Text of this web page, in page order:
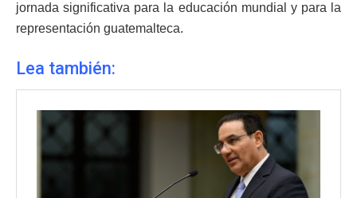
jornada significativa para la educación mundial y para la
representación guatemalteca.
Lea también: